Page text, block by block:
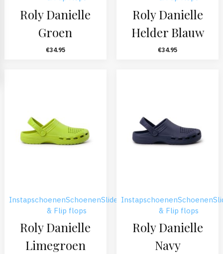
Roly Danielle
Groen
€34.95
Roly Danielle
Helder Blauw
€34.95
InstapschoenenSchoenenSliders
& Flip flops
Roly Danielle
Limegroen
InstapschoenenSchoenen
& Flip flops
Roly Danielle
Navy